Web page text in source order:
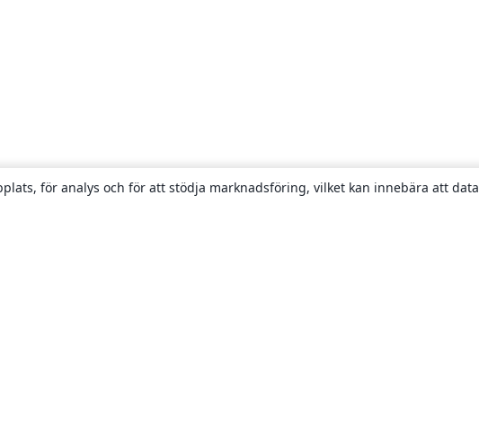
för analys och för att stödja marknadsföring, vilket kan innebära att data